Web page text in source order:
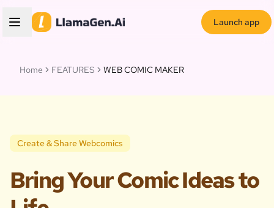
Launch app
Home FEATURES WEB COMIC MAKER
Create & Share Webcomics
Bring Your Comic Ideas to